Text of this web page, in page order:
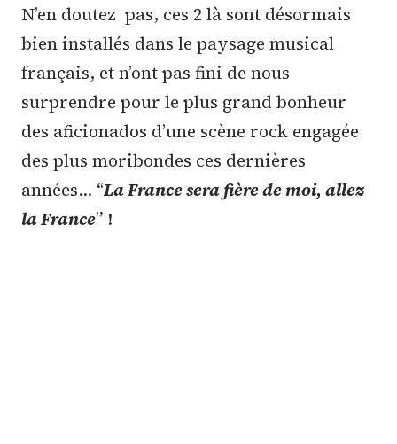
N’en doutez pas, ces 2 là sont désormais
bien installés dans le paysage musical
français, et n’ont pas fini de nous
surprendre pour le plus grand bonheur
des aficionados d’une scène rock engagée
des plus moribondes ces dernières
années… “La France sera fière de moi, allez
la France” !